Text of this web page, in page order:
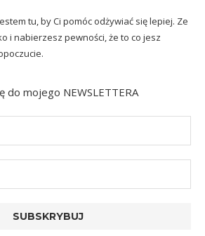
tu, by Ci pomóc odżywiać się lepiej. Ze
i nabierzesz pewności, że to co jesz
do mojego NEWSLETTERA